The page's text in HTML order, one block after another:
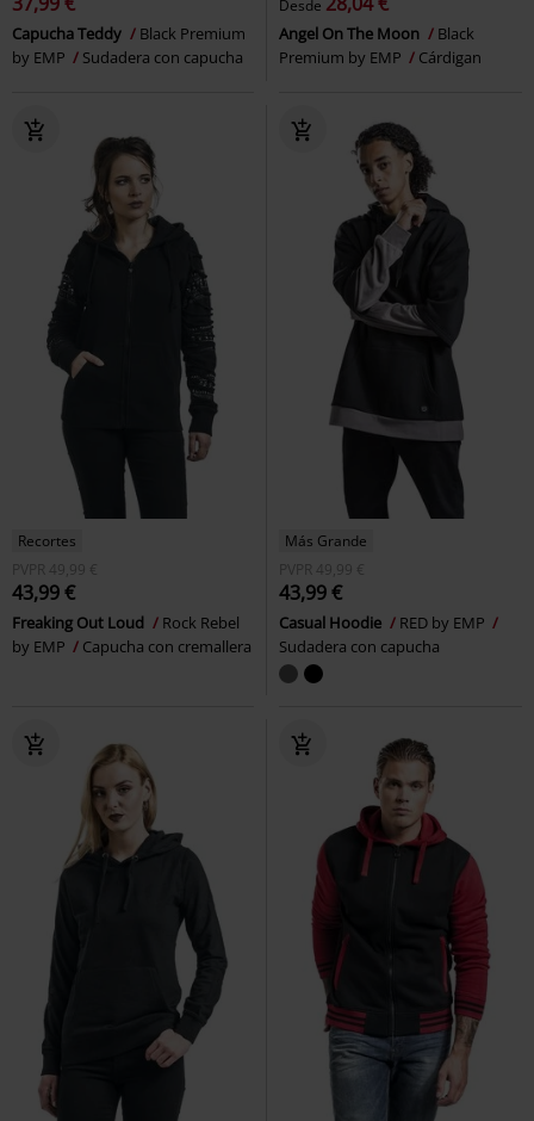
Capucha Teddy
Black Premium
by EMP
Sudadera con capucha
Desde
Angel On The Moon
Black
Premium by EMP
Cárdigan
Recortes
PVPR 49,99 €
43,99 €
Freaking Out Loud
Rock Rebel
by EMP
Capucha con cremallera
Más Grande
PVPR 49,99 €
43,99 €
Casual Hoodie
RED by EMP
Sudadera con capucha